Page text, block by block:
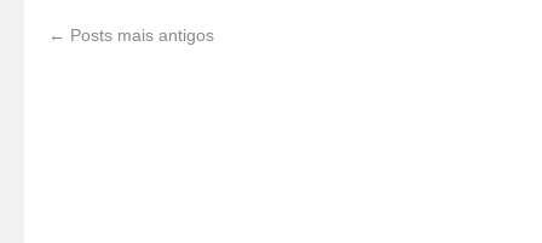
← Posts mais antigos